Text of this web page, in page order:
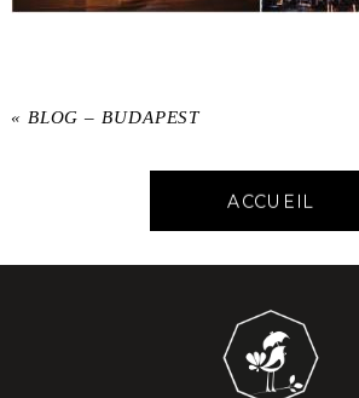
« BLOG – BUDAPEST
ACCUEIL